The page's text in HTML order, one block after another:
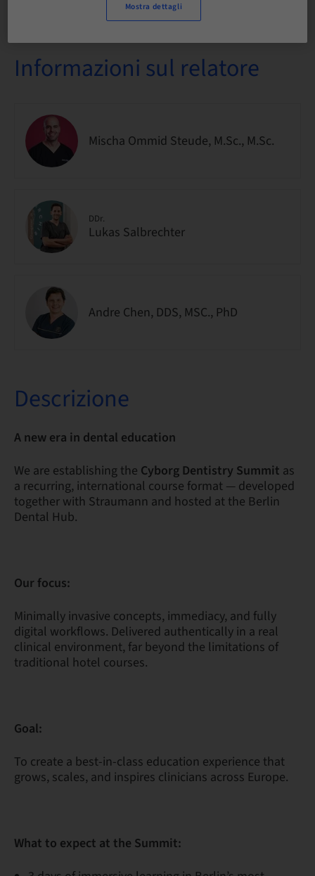
Informazioni sul relatore
Mischa Ommid Steude, M.Sc., M.Sc.
DDr.
Lukas Salbrechter
Andre Chen, DDS, MSC., PhD
Descrizione
A new era in dental education
We are establishing the Cyborg Dentistry Summit as
a recurring, international course format — developed
together with Straumann and hosted at the Berlin
Dental Hub.
Our focus:
Minimally invasive concepts, immediacy, and fully
digital workflows. Delivered authentically in a real
clinical environment, far beyond the limitations of
traditional hotel courses.
Goal:
To create a best-in-class education experience that
grows, scales, and inspires clinicians across Europe.
What to expect at the Summit:
Mostra dettagli